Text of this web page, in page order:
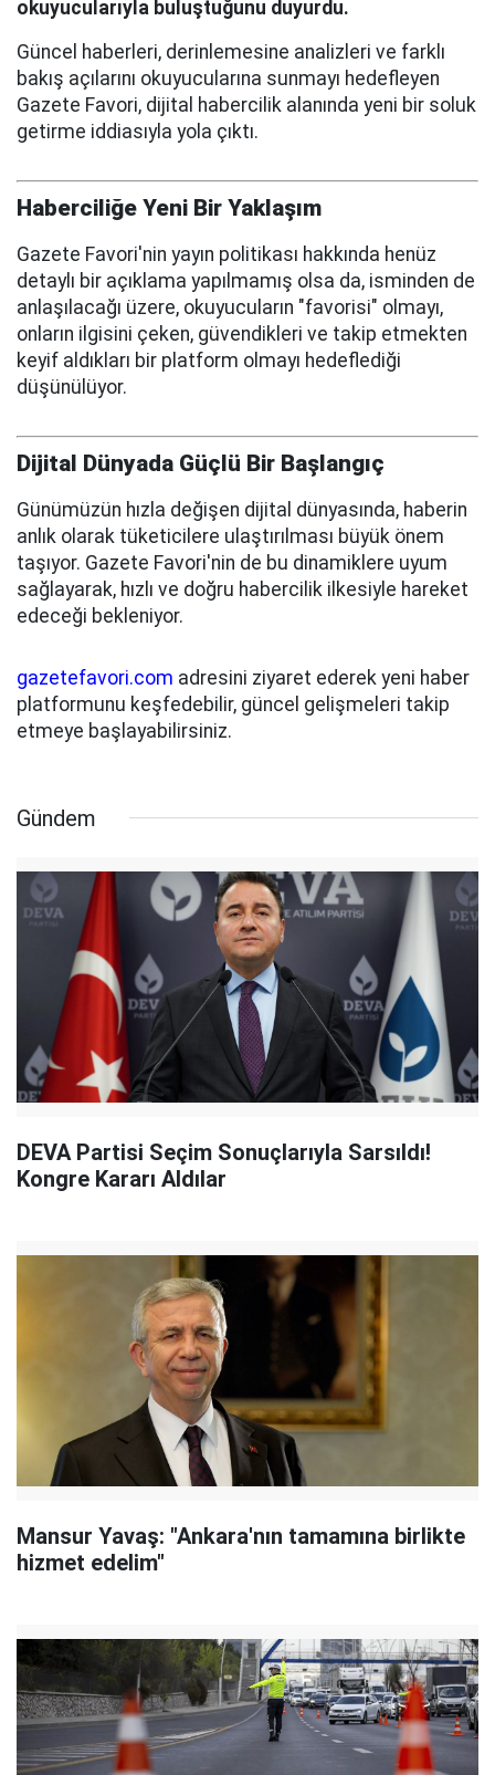
okuyucularıyla buluştuğunu duyurdu.
Güncel haberleri, derinlemesine analizleri ve farklı
bakış açılarını okuyucularına sunmayı hedefleyen
Gazete Favori, dijital habercilik alanında yeni bir soluk
getirme iddiasıyla yola çıktı.
Haberciliğe Yeni Bir Yaklaşım
Gazete Favori'nin yayın politikası hakkında henüz
detaylı bir açıklama yapılmamış olsa da, isminden de
anlaşılacağı üzere, okuyucuların "favorisi" olmayı,
onların ilgisini çeken, güvendikleri ve takip etmekten
keyif aldıkları bir platform olmayı hedeflediği
düşünülüyor.
Dijital Dünyada Güçlü Bir Başlangıç
Günümüzün hızla değişen dijital dünyasında, haberin
anlık olarak tüketicilere ulaştırılması büyük önem
taşıyor. Gazete Favori'nin de bu dinamiklere uyum
sağlayarak, hızlı ve doğru habercilik ilkesiyle hareket
edeceği bekleniyor.
gazetefavori.com adresini ziyaret ederek yeni haber
platformunu keşfedebilir, güncel gelişmeleri takip
etmeye başlayabilirsiniz.
Gündem
DEVA Partisi Seçim Sonuçlarıyla Sarsıldı!
Kongre Kararı Aldılar
Mansur Yavaş: "Ankara'nın tamamına birlikte
hizmet edelim"